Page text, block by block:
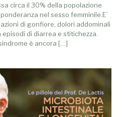
circa il 30% della popolazione
nel sesso femminile.E’
di gonfiore, dolori addominali
episodi di diarrea e stitichezza.
è ancora […]